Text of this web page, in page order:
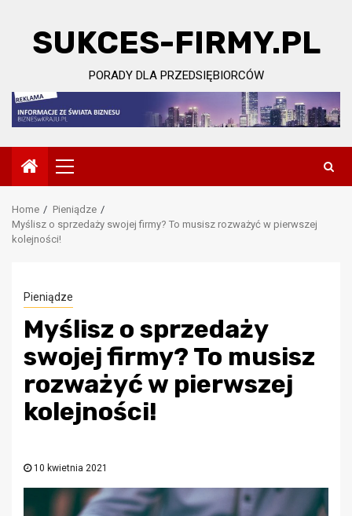
contentSUKCES-FIRMY.PL
PORADY DLA PRZEDSIĘBIORCÓW
Primary
Menu
Home
Pieniądze
Myślisz o sprzedaży swojej firmy? To musisz rozważyć w pierwszej
kolejności!
Pieniądze
Myślisz o sprzedaży
swojej firmy? To musisz
rozważyć w pierwszej
kolejności!
10 kwietnia 2021